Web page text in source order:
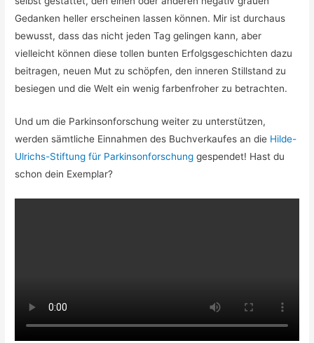
Gedanken heller erscheinen lassen können. Mir ist durchaus
bewusst, dass das nicht jeden Tag gelingen kann, aber
vielleicht können diese tollen bunten Erfolgsgeschichten dazu
beitragen, neuen Mut zu schöpfen, den inneren Stillstand zu
besiegen und die Welt ein wenig farbenfroher zu betrachten.
Und um die Parkinsonforschung weiter zu unterstützen,
werden sämtliche Einnahmen des Buchverkaufes an die Hilde-
Ulrichs-Stiftung für Parkinsonforschung gespendet! Hast du
schon dein Exemplar?